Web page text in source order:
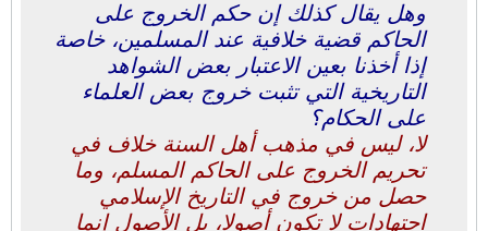
وهل يقال كذلك إن حكم الخروج على
الحاكم قضية خلافية عند المسلمين، خاصة
إذا أخذنا بعين الاعتبار بعض الشواهد
التاريخية التي تثبت خروج بعض العلماء
على الحكام؟
لا، ليس في مذهب أهل السنة خلاف في
تحريم الخروج على الحاكم المسلم، وما
حصل من خروج في التاريخ الإسلامي
اجتهادات لا تكون أصولا، بل الأصول إنما